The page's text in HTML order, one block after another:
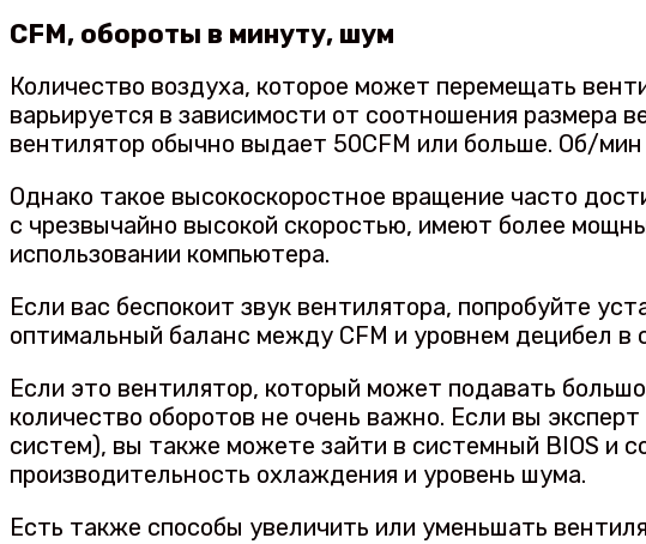
CFM, обороты в минуту, шум
Количество воздуха, которое может перемещать
варьируется в зависимости от соотношения размера
вентилятор обычно выдает 50CFM или больше. Об/
Однако такое высокоскоростное вращение часто
с чрезвычайно высокой скоростью, имеют более
использовании компьютера.
Если вас беспокоит звук вентилятора, попробуйте
оптимальный баланс между CFM и уровнем децибел
Если это вентилятор, который может подавать
количество оборотов не очень важно. Если вы
систем), вы также можете зайти в системный BIOS и
производительность охлаждения и уровень шума.
Есть также способы увеличить или уменьшать